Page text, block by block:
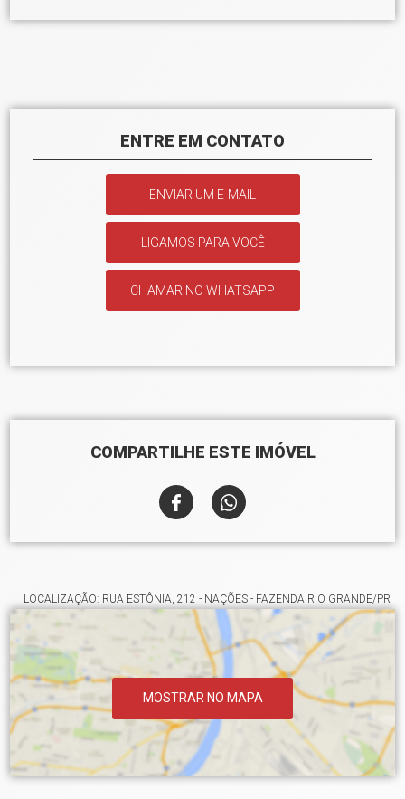
ENTRE EM CONTATO
ENVIAR UM E-MAIL
LIGAMOS PARA VOCÊ
CHAMAR NO WHATSAPP
COMPARTILHE ESTE IMÓVEL
LOCALIZAÇÃO: RUA ESTÔNIA, 212 - NAÇÕES - FAZENDA RIO GRANDE/PR
MOSTRAR NO MAPA